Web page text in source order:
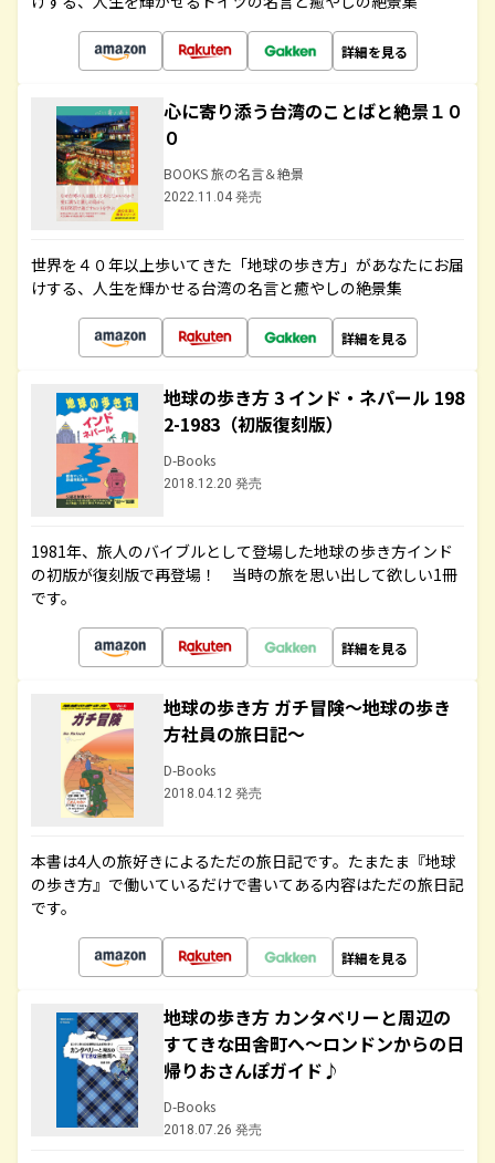
詳細を見る
心に寄り添う台湾のことばと絶景１０
０
BOOKS 旅の名言＆絶景
2022.11.04 発売
世界を４０年以上歩いてきた「地球の歩き方」があなたにお届
けする、人生を輝かせる台湾の名言と癒やしの絶景集
詳細を見る
地球の歩き方 3 インド・ネパール 198
2-1983（初版復刻版）
D-Books
2018.12.20 発売
1981年、旅人のバイブルとして登場した地球の歩き方インド
の初版が復刻版で再登場！ 当時の旅を思い出して欲しい1冊
です。
詳細を見る
地球の歩き方 ガチ冒険～地球の歩き
方社員の旅日記～
D-Books
2018.04.12 発売
本書は4人の旅好きによるただの旅日記です。たまたま『地球
の歩き方』で働いているだけで書いてある内容はただの旅日記
です。
詳細を見る
地球の歩き方 カンタベリーと周辺の
すてきな田舎町へ～ロンドンからの日
帰りおさんぽガイド♪
D-Books
2018.07.26 発売